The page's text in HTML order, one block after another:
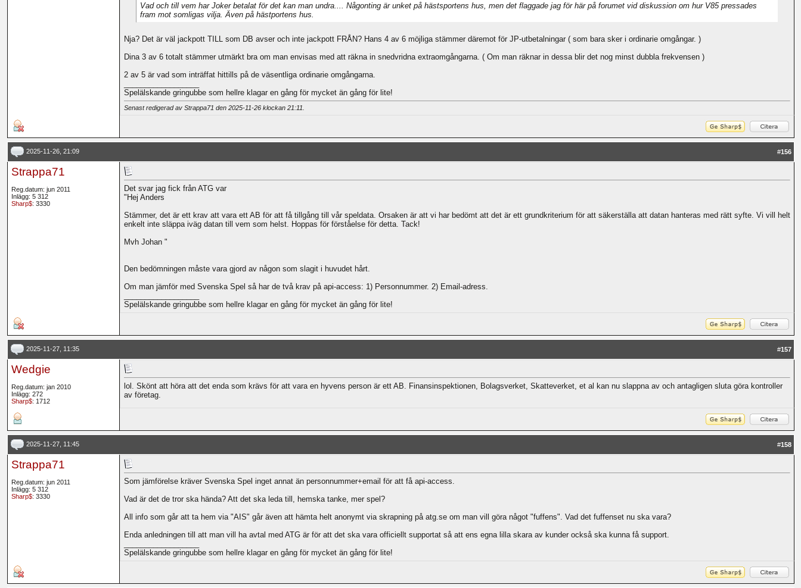
Vad och till vem har Joker betalat för det kan man undra.... Någonting är unket på hästsportens hus, men det flaggade jag för här på forumet vid diskussion om hur V85 pressades
fram mot somligas vilja. Även på hästportens hus.
Nja? Det är väl jackpott TILL som DB avser och inte jackpott FRÅN? Hans 4 av 6 möjliga stämmer däremot för JP-utbetalningar ( som bara sker i ordinarie omgångar. )
Dina 3 av 6 totalt stämmer utmärkt bra om man envisas med att räkna in snedvridna extraomgångarna. ( Om man räknar in dessa blir det nog minst dubbla frekvensen )
2 av 5 är vad som inträffat hittills på de väsentliga ordinarie omgångarna.
Spelälskande gringubbe som hellre klagar en gång för mycket än gång för lite!
Senast redigerad av Strappa71 den 2025-11-26 klockan 21:11
2025-11-26, 21:09 #156
Strappa71
Reg.datum: jun 2011
Inlägg: 5 312
Sharp$: 3330
Det svar jag fick från ATG var
"Hej Anders
Stämmer, det är ett krav att vara ett AB för att få tillgång till vår speldata. Orsaken är att vi har bedömt att det är ett grundkriterium för att säkerställa att datan hanteras med rätt syfte. Vi vill helt
enkelt inte släppa iväg datan till vem som helst. Hoppas för förståelse för detta. Tack!
Mvh Johan "
Den bedömningen måste vara gjord av någon som slagit i huvudet hårt.
Om man jämför med Svenska Spel så har de två krav på api-access: 1) Personnummer. 2) Email-adress.
Spelälskande gringubbe som hellre klagar en gång för mycket än gång för lite!
2025-11-27, 11:35 #157
Wedgie
Reg.datum: jan 2010
Inlägg: 272
Sharp$: 1712
lol. Skönt att höra att det enda som krävs för att vara en hyvens person är ett AB. Finansinspektionen, Bolagsverket, Skatteverket, et al kan nu slappna av och antagligen sluta göra kontroller
av företag.
2025-11-27, 11:45 #158
Strappa71
Reg.datum: jun 2011
Inlägg: 5 312
Sharp$: 3330
Som jämförelse kräver Svenska Spel inget annat än personnummer+email för att få api-access.
Vad är det de tror ska hända? Att det ska leda till, hemska tanke, mer spel?
All info som går att ta hem via "AIS" går även att hämta helt anonymt via skrapning på atg.se om man vill göra något "fuffens". Vad det fuffenset nu ska vara?
Enda anledningen till att man vill ha avtal med ATG är för att det ska vara officiellt supportat så att ens egna lilla skara av kunder också ska kunna få support.
Spelälskande gringubbe som hellre klagar en gång för mycket än gång för lite!